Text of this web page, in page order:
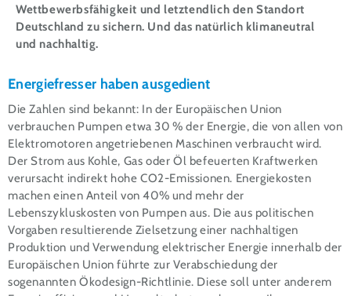
Wettbewerbsfähigkeit und letztendlich den Standort
Deutschland zu sichern. Und das natürlich klimaneutral
und nachhaltig.
Energiefresser haben ausgedient
Die Zahlen sind bekannt: In der Europäischen Union
verbrauchen Pumpen etwa 30 % der Energie, die von allen von
Elektromotoren angetriebenen Maschinen verbraucht wird.
Der Strom aus Kohle, Gas oder Öl befeuerten Kraftwerken
verursacht indirekt hohe CO2-Emissionen. Energiekosten
machen einen Anteil von 40% und mehr der
Lebenszykluskosten von Pumpen aus. Die aus politischen
Vorgaben resultierende Zielsetzung einer nachhaltigen
Produktion und Verwendung elektrischer Energie innerhalb der
Europäischen Union führte zur Verabschiedung der
sogenannten Ökodesign-Richtlinie. Diese soll unter anderem